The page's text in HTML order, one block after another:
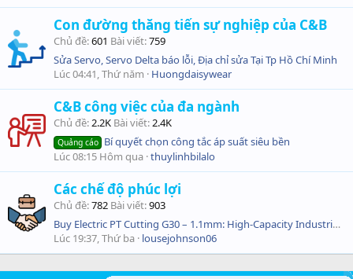
Con đường thăng tiến sự nghiệp của C&B
Chủ đề 601 Bài viết 759
Sửa Servo, Servo Delta báo lỗi, Địa chỉ sửa Tại Tp Hồ Chí Minh
Lúc 04:41, Thứ năm
Huongdaisywear
C&B công việc của đa ngành
Chủ đề 2.2K Bài viết 2.4K
Quảng cáo Bí quyết chọn công tắc áp suất siêu bền
Lúc 08:15 Hôm qua thuylinhbilalo
Các chế độ phúc lợi
Chủ đề 782 Bài viết 903
Buy Electric PT Cutting G30 – 1.1mm: High-Capacity Industrial Shredder
Lúc 19:37, Thứ ba lousejohnson06